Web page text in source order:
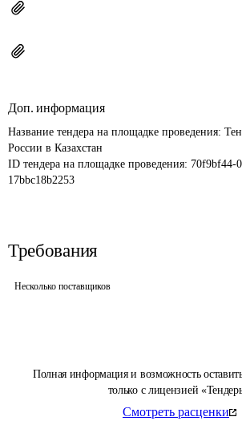
Полная информация и возможность
только с лицензией
Смотреть расценки
Доп. информация
Название тендера на площадке проведения:
России в Казахстан
ID тендера на площадке проведения: 70f9bf44-
17bbc18b2253
Требования
Несколько поставщиков